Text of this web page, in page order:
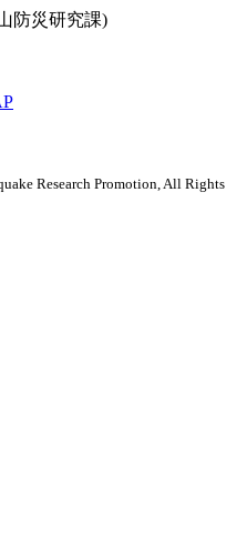
防災研究課)
Research Promotion, All Rights